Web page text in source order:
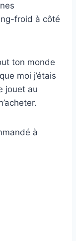
froid à côté
ton monde
moi j’étais
jouet au
à